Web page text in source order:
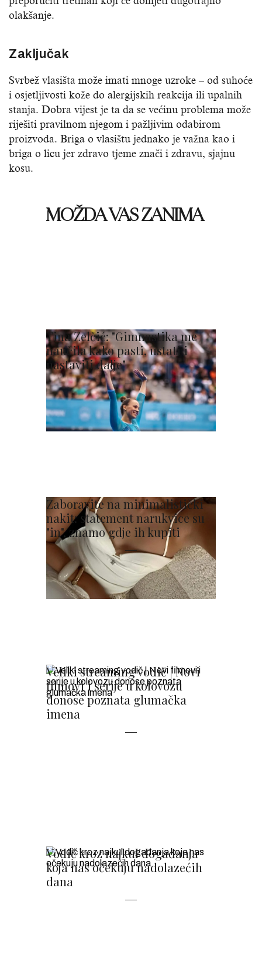
olakšanje.
Zaključak
Svrbež vlasišta može imati mnoge uzroke – od suhoće
i osjetljivosti kože do alergijskih reakcija ili upalnih
stanja. Dobra vijest je ta da se većinu problema može
riješiti pravilnom njegom i pažljivim odabirom
proizvoda. Briga o vlasištu jednako je važna kao i
briga o licu jer zdravo tjeme znači i zdravu, sjajnu
kosu.
MOŽDA VAS ZANIMA
Tina Zelčić: "Gimnastika me
naučila kako pasti, ustati i
nastaviti dalje"
Zaboravite na minimalistički
nakit: statement narukvice su
"in", znamo gdje ih kupiti
Veliki streaming vodič | Novi
filmovi i serije u kolovozu
donose poznata glumačka
imena
Vodič kroz najkul događanja
koja nas očekuju nadolazećih
dana